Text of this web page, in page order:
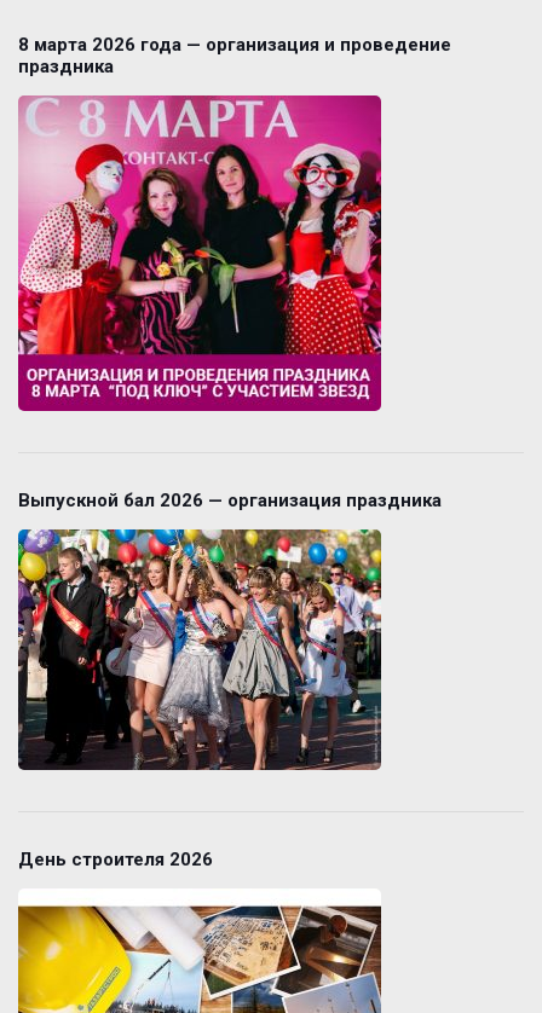
8 марта 2026 года — организация и проведение
праздника
Выпускной бал 2026 — организация праздника
День строителя 2026